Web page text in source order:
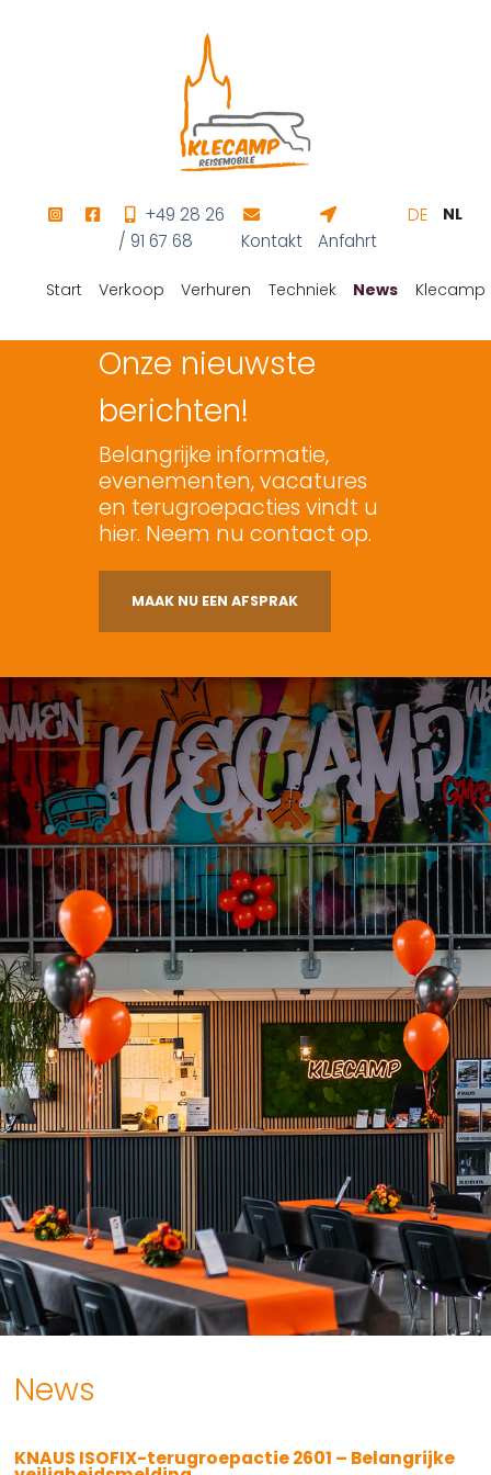
+49 28 26
/ 91 67 68
Kontakt Anfahrt
DE NL
Start Verkoop Verhuren Techniek News Klecamp
Onze nieuwste
berichten!
Belangrijke informatie,
evenementen, vacatures
en terugroepacties vindt u
hier. Neem nu contact op.
MAAK NU EEN AFSPRAK
News
KNAUS ISOFIX-terugroepactie 2601 – Belangrijke